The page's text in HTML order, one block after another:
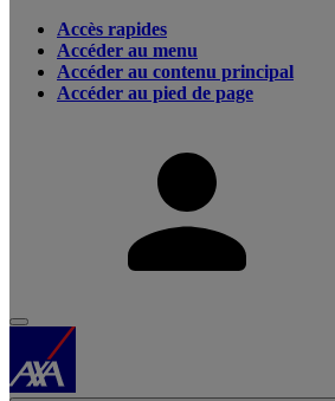
Accès rapides
Accéder au menu
Accéder au contenu principal
Accéder au pied de page